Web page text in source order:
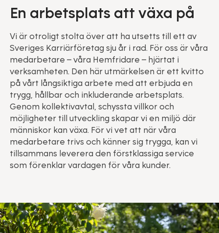
En arbetsplats att växa på
Vi är otroligt stolta över att ha utsetts till ett av
Sveriges Karriärföretag sju år i rad. För oss är våra
medarbetare – våra Hemfridare – hjärtat i
verksamheten. Den här utmärkelsen är ett kvitto
på vårt långsiktiga arbete med att erbjuda en
trygg, hållbar och inkluderande arbetsplats.
Genom kollektivavtal, schyssta villkor och
möjligheter till utveckling skapar vi en miljö där
människor kan växa. För vi vet att när våra
medarbetare trivs och känner sig trygga, kan vi
tillsammans leverera den förstklassiga service
som förenklar vardagen för våra kunder.